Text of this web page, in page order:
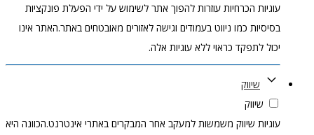
עוגיות הכרחיות עוזרות להפוך אתר לשימוש על ידי הפעלת פונקציות
בסיסיות כמו ניווט בעמודים וגישה לאזורים מאובטחים באתר.האתר אינו
יכול לתפקד כראוי ללא עוגיות אלה.
שיווק
שיווק
עוגיות שיווק משמשות למעקב אחר המבקרים באתרי אינטרנט.הכוונה היא